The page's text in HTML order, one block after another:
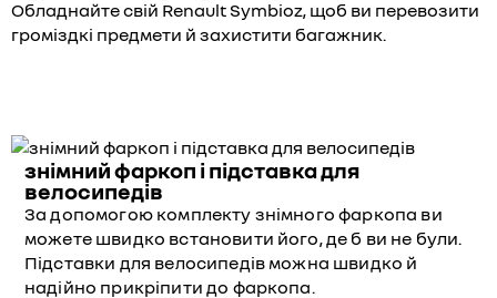
Обладнайте свій Renault Symbioz, щоб ви перевозити
громіздкі предмети й захистити багажник.
знімний фаркоп і підставка для
велосипедів
За допомогою комплекту знімного фаркопа ви
можете швидко встановити його, де б ви не були.
Підставки для велосипедів можна швидко й
надійно прикріпити до фаркопа.